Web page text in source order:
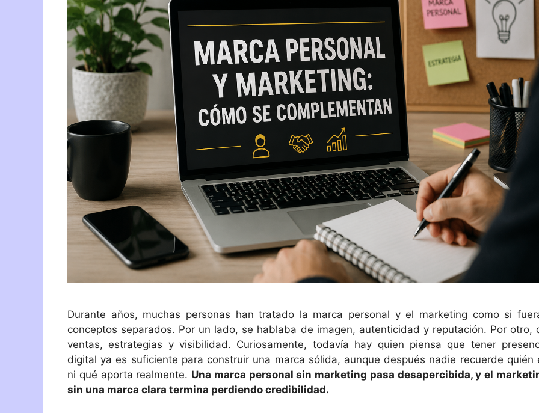
Durante años, muchas personas han tratado la marca personal y el marketing como si
conceptos separados. Por un lado, se hablaba de imagen, autenticidad y reputación. Por otro,
ventas, estrategias y visibilidad. Curiosamente, todavía hay quien piensa que tener
digital ya es suficiente para construir una marca sólida, aunque después nadie recuerde quién
ni qué aporta realmente. Una marca personal sin marketing pasa desapercibida, y el
sin una marca clara termina perdiendo credibilidad.